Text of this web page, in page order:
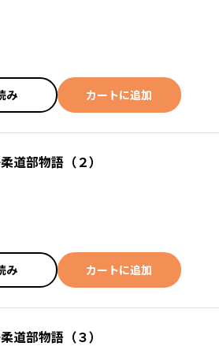
み カートに追加
道部物語（２）
み カートに追加
道部物語（３）